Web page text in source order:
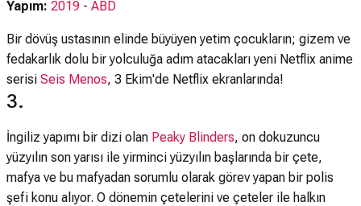
Yapım: 2019 - ABD
Bir dövüş ustasının elinde büyüyen yetim çocukların; gizem ve
fedakarlık dolu bir yolculuğa adım atacakları yeni Netflix anime
serisi Seis Menos, 3 Ekim'de Netflix ekranlarında!
3.
İngiliz yapımı bir dizi olan Peaky Blinders, on dokuzuncu
yüzyılın son yarısı ile yirminci yüzyılın başlarında bir çete,
mafya ve bu mafyadan sorumlu olarak görev yapan bir polis
şefi konu alıyor. O dönemin çetelerini ve çeteler ile halkın